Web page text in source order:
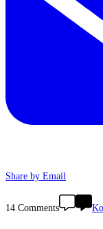
Share by Email
14 Comments